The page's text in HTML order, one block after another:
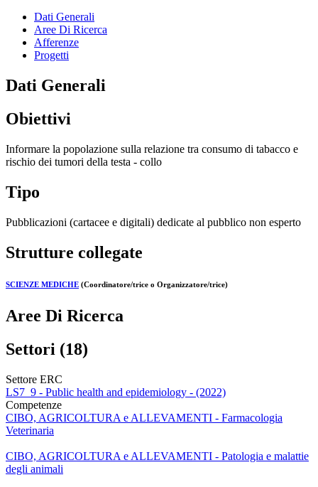
Dati Generali
Aree Di Ricerca
Afferenze
Progetti
Dati Generali
Obiettivi
Informare la popolazione sulla relazione tra consumo di tabacco e
rischio dei tumori della testa - collo
Tipo
Pubblicazioni (cartacee e digitali) dedicate al pubblico non esperto
Strutture collegate
SCIENZE MEDICHE (Coordinatore/trice o Organizzatore/trice)
Aree Di Ricerca
Settori (18)
Settore ERC
LS7_9 - Public health and epidemiology - (2022)
Competenze
CIBO, AGRICOLTURA e ALLEVAMENTI - Farmacologia
Veterinaria
CIBO, AGRICOLTURA e ALLEVAMENTI - Patologia e malattie
degli animali